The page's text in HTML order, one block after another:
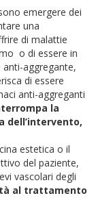
emergere dei
una
di malattie
o di essere in
aggregante,
di essere
anti-aggreganti
la
dell’intervento,
estetica o il
del paziente,
vascolari degli
al trattamento